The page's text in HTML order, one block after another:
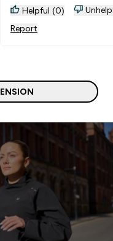
Helpful (0)
Report